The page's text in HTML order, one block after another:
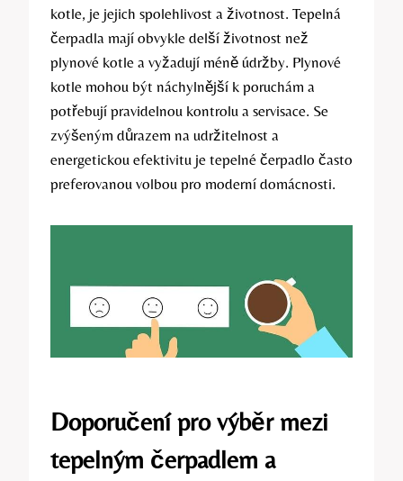
kotle, je jejich spolehlivost a životnost. Tepelná
čerpadla mají obvykle delší životnost než
plynové kotle a vyžadují méně údržby. Plynové
kotle mohou být náchylnější k poruchám a
potřebují pravidelnou kontrolu a servisace. Se
zvýšeným důrazem na udržitelnost a
energetickou efektivitu je tepelné čerpadlo často
preferovanou volbou pro moderní domácnosti.
Doporučení pro výběr mezi
tepelným čerpadlem a